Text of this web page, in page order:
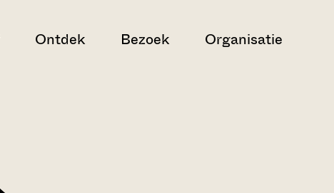
Ontdek Bezoek Organisatie